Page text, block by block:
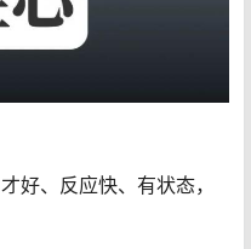
好、反应快、有状态，